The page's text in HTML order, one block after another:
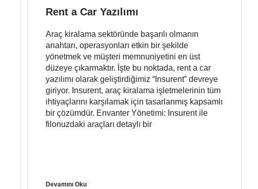
Rent a Car Yazılımı
Araç kiralama sektöründe başarılı olmanın
anahtarı, operasyonları etkin bir şekilde
yönetmek ve müşteri memnuniyetini en üst
düzeye çıkarmaktır. İşte bu noktada, rent a car
yazılımı olarak geliştirdiğimiz “Insurent” devreye
giriyor. Insurent, araç kiralama işletmelerinin tüm
ihtiyaçlarını karşılamak için tasarlanmış kapsamlı
bir çözümdür. Envanter Yönetimi: Insurent ile
filonuzdaki araçları detaylı bir
Devamını Oku